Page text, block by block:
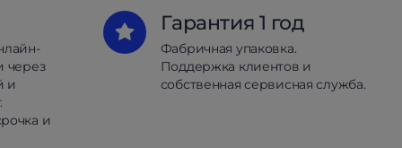
через
и
и
Гарантия 1 год
Фабричная упаковка.
Поддержка клиентов и
собственная сервисная служба.